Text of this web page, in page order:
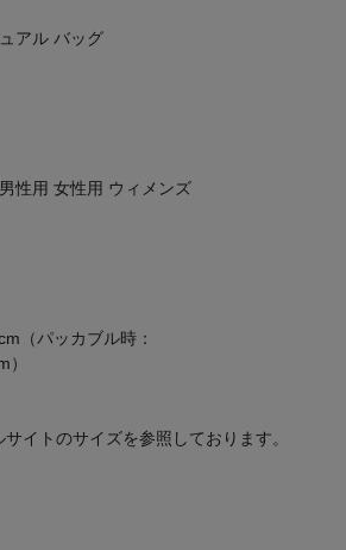
球商品）
アル バッグ
性用 女性用 ウィメンズ
（パッカブル時：
イトのサイズを参照しております。